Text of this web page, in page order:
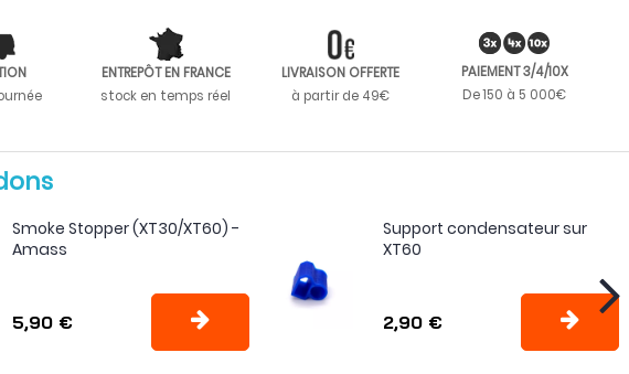
ENTREPÔT EN FRANCE
stock en temps réel
LIVRAISON OFFERTE
à partir de 49€
PAIEMENT 3/4/10X
De 150 à 5 000€
Smoke Stopper (XT30/XT60) -
Amass
5,90 €
Support condensateur sur
XT60
2,90 €